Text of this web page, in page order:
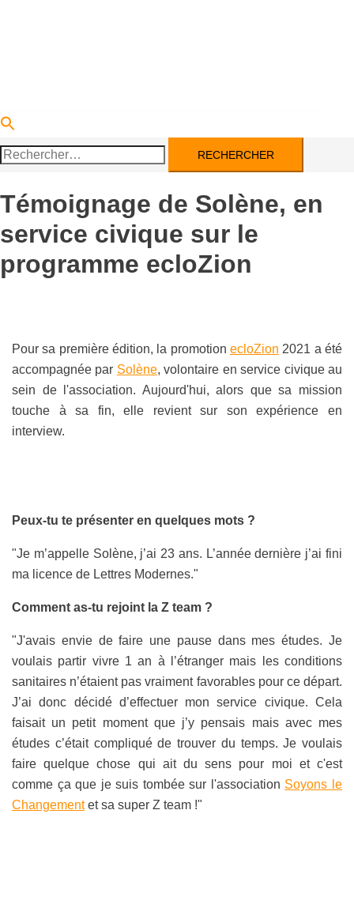
Rechercher :
Témoignage de Solène, en
service civique sur le
programme ecloZion
Pour sa première édition, la promotion ecloZion 2021 a été
accompagnée par Solène, volontaire en service civique au
sein de l'association. Aujourd'hui, alors que sa mission
touche à sa fin, elle revient sur son expérience en
interview.
Peux-tu te présenter en quelques mots ?
"Je m’appelle Solène, j’ai 23 ans. L’année dernière j’ai fini
ma licence de Lettres Modernes."
Comment as-tu rejoint la Z team ?
"J'avais envie de faire une pause dans mes études. Je
voulais partir vivre 1 an à l’étranger mais les conditions
sanitaires n’étaient pas vraiment favorables pour ce départ.
J’ai donc décidé d’effectuer mon service civique. Cela
faisait un petit moment que j’y pensais mais avec mes
études c’était compliqué de trouver du temps. Je voulais
faire quelque chose qui ait du sens pour moi et c'est
comme ça que je suis tombée sur l'association Soyons le
Changementet sa super Z team !"